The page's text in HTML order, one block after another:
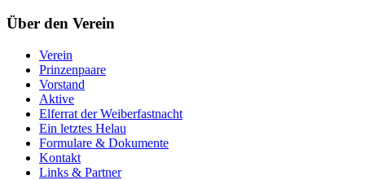
Über den Verein
Verein
Prinzenpaare
Vorstand
Aktive
Elferrat der Weiberfastnacht
Ein letztes Helau
Formulare & Dokumente
Kontakt
Links & Partner